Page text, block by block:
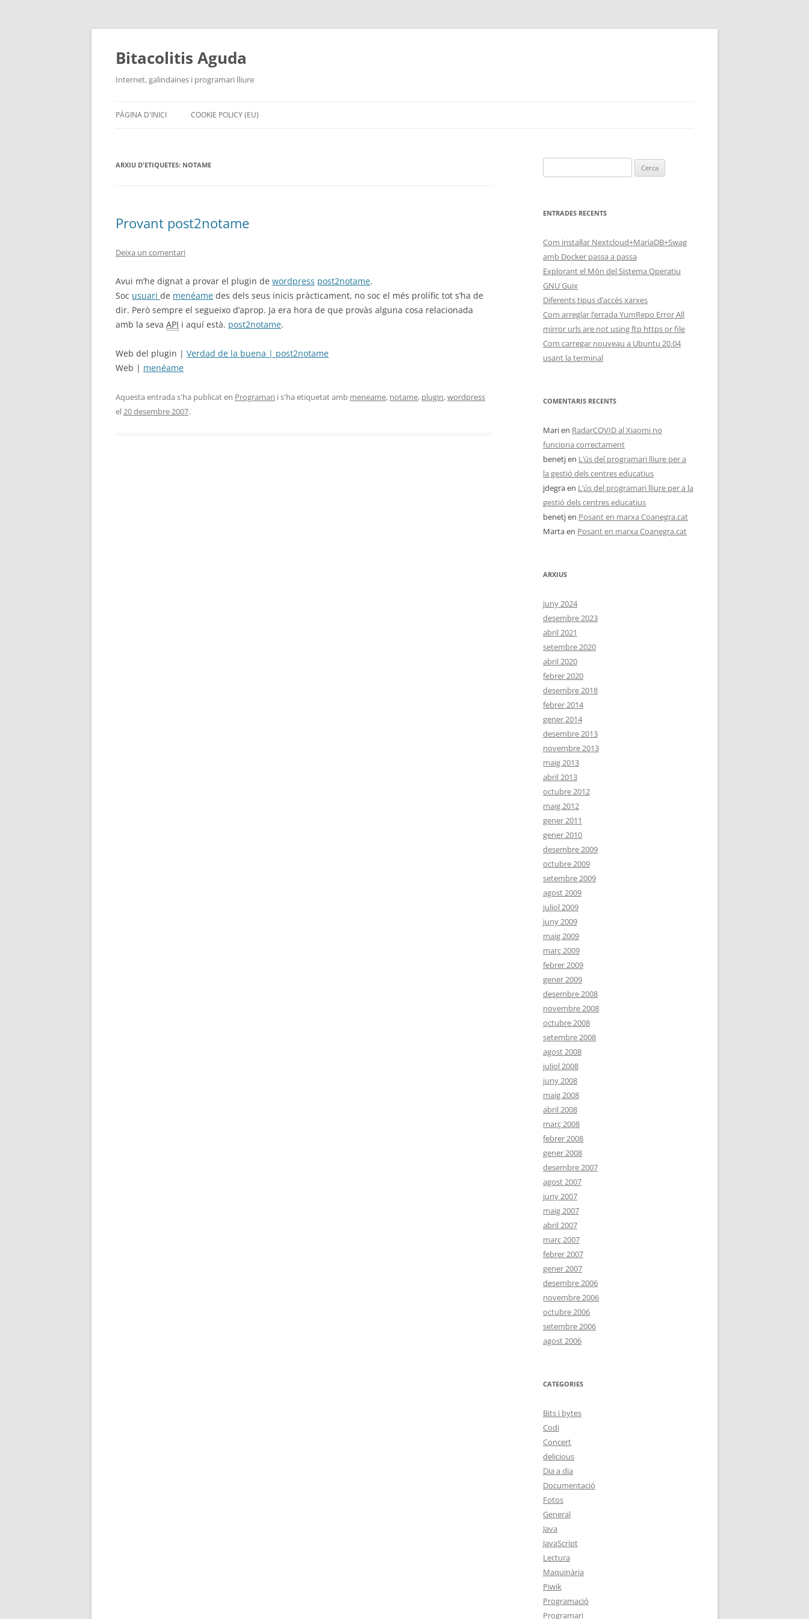
Vés
contingut
Bitacolitis Aguda
Internet, galindaines i programari lliure
PÀGINA D'INICI COOKIE POLICY (EU)
ARXIU D'ETIQUETES: NOTAME
Provant post2notame
Deixa un comentari
Avui m’he dignat a provar el plugin de wordpress post2notame.
Soc usuari de menéame des dels seus inicis pràcticament, no soc el més prolífic tot s’ha de
dir. Però sempre el segueixo d’aprop. Ja era hora de que provàs alguna cosa relacionada
amb la seva API i aquí està. post2notame.
Web del plugin | Verdad de la buena | post2notame
Web | menéame
Aquesta entrada s'ha publicat en Programari i s'ha etiquetat amb meneame, notame, plugin,wordpress
el20 desembre 2007.
ENTRADES RECENTS
Com instal·lar Nextcloud+MariaDB+Swag
amb Docker passa a passa
Explorant el Món del Sistema Operatiu
GNU Guix
Diferents tipus d’accés xarxes
Com arreglar l’errada YumRepo Error All
mirror urls are not using ftp https or file
Com carregar nouveau a Ubuntu 20.04
usant la terminal
COMENTARIS RECENTS
Marien RadarCOVID al Xiaomi no
funciona correctament
benetjen L’ús del programari lliure per a
la gestió dels centres educatius
jdegraen L’ús del programari lliure per a la
gestió dels centres educatius
benetjen Posant en marxa Coanegra.cat
Martaen Posant en marxa Coanegra.cat
ARXIUS
juny 2024
desembre 2023
abril 2021
setembre 2020
abril 2020
febrer 2020
desembre 2018
febrer 2014
gener 2014
desembre 2013
novembre 2013
maig 2013
abril 2013
octubre 2012
maig 2012
gener 2011
gener 2010
desembre 2009
octubre 2009
setembre 2009
agost 2009
juliol 2009
juny 2009
maig 2009
març 2009
febrer 2009
gener 2009
desembre 2008
novembre 2008
octubre 2008
setembre 2008
agost 2008
juliol 2008
juny 2008
maig 2008
abril 2008
març 2008
febrer 2008
gener 2008
desembre 2007
agost 2007
juny 2007
maig 2007
abril 2007
març 2007
febrer 2007
gener 2007
desembre 2006
novembre 2006
octubre 2006
setembre 2006
agost 2006
CATEGORIES
Bits i bytes
Codi
Concert
delicious
Dia a dia
Documentació
Fotos
General
Java
JavaScript
Lectura
Maquinària
Piwik
Programació
Programari